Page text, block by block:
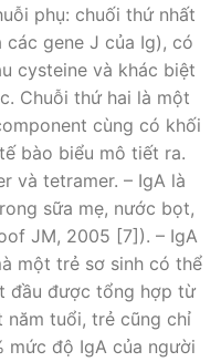
phụ: chuối thứ nhất
gene J của Ig), có
cysteine và khác biệt
Chuỗi thứ hai là một
cùng có khối
bào biểu mô tiết ra.
và tetramer. – IgA là
sữa mẹ, nước bọt,
JM, 2005 [7]). – IgA
một trẻ sơ sinh có thể
đầu được tổng hợp từ
năm tuổi, trẻ cũng chỉ
mức độ IgA của người